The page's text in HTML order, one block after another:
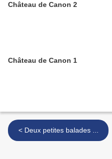
Château de Canon 2
Château de Canon 1
< Deux petites balades ...